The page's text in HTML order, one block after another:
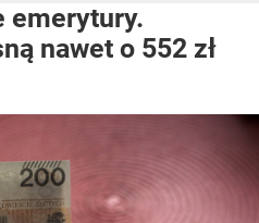
emerytury.
nawet o 552 zł